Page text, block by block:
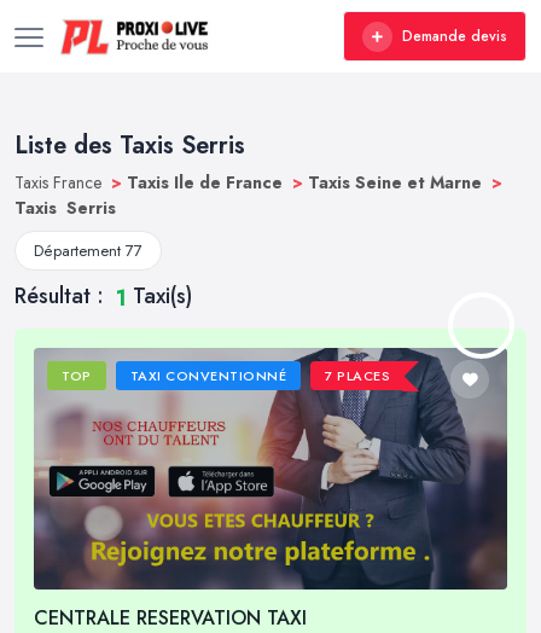
Demande devis
Liste des Taxis Serris
Taxis France > Taxis Ile de France > Taxis Seine et Marne >
Taxis Serris
Département 77
Résultat : 1 Taxi(s)
TOP TAXI CONVENTIONNÉ 7 PLACES
CENTRALE RESERVATION TAXI